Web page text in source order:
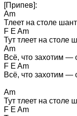
[Припев]:
Am
Тлеет на столе
F E Am
Тут тлеет на столе
Am
Всё, что захотим —
F E Am
Всё, что захотим
Am
Тут тлеет на столе
F E Am